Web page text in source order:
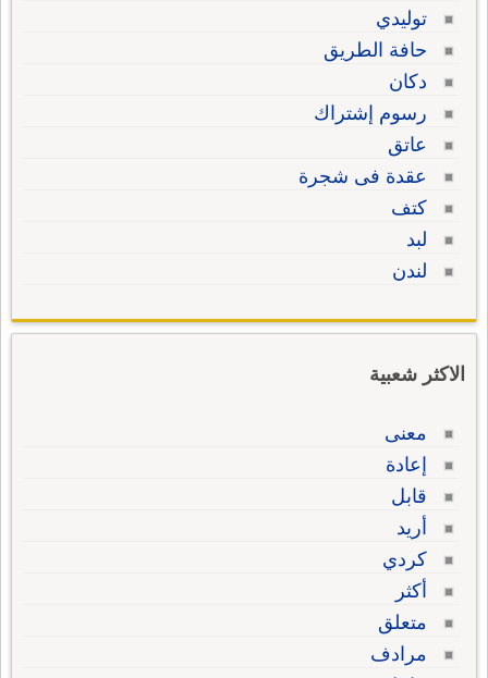
توليدي
حافة الطريق
دكان
رسوم إشتراك
عاتق
عقدة فى شجرة
كتف
لبد
لندن
الاكثر شعبية
معنى
إعادة
قابل
أريد
كردي
أكثر
متعلق
مرادف